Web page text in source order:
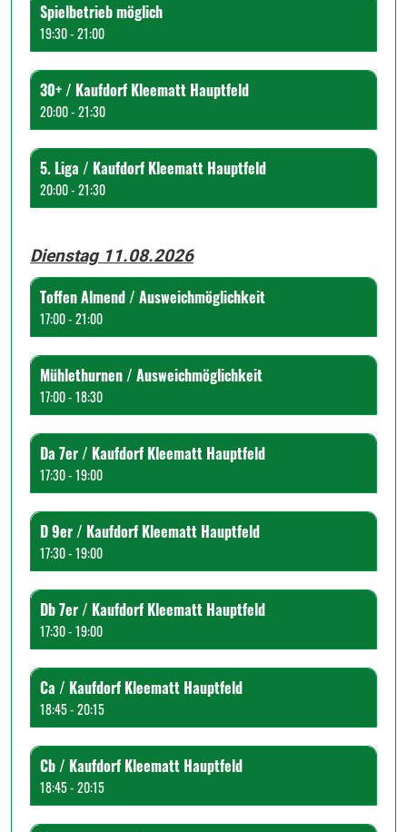
Spielbetrieb möglich
19:30 - 21:00
30+ / Kaufdorf Kleematt Hauptfeld
20:00 - 21:30
5. Liga / Kaufdorf Kleematt Hauptfeld
20:00 - 21:30
Dienstag 11.08.2026
Toffen Almend / Ausweichmöglichkeit
17:00 - 21:00
Mühlethurnen / Ausweichmöglichkeit
17:00 - 18:30
Da 7er / Kaufdorf Kleematt Hauptfeld
17:30 - 19:00
D 9er / Kaufdorf Kleematt Hauptfeld
17:30 - 19:00
Db 7er / Kaufdorf Kleematt Hauptfeld
17:30 - 19:00
Ca / Kaufdorf Kleematt Hauptfeld
18:45 - 20:15
Cb / Kaufdorf Kleematt Hauptfeld
18:45 - 20:15